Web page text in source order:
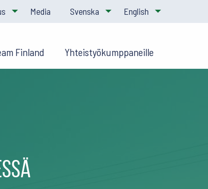
Media Svenska English
Finland Yhteistyökumppaneille